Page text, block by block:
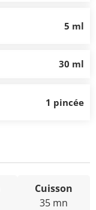
5 ml
30 ml
1 pincée
Cuisson
35 mn